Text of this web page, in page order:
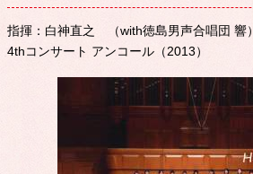
指揮：白神直之 （with徳島男声合唱団 響）
4thコンサート アンコール（2013）